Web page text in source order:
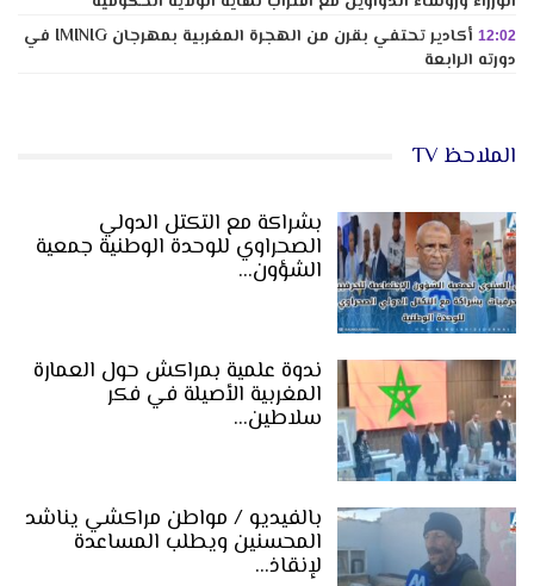
12:02
أكادير تحتفي بقرن من الهجرة المغربية بمهرجان IMINIG في
دورته الرابعة
الملاحظ TV
بشراكة مع التكتل الدولي
الصحراوي للوحدة الوطنية جمعية
الشؤون…
ندوة علمية بمراكش حول العمارة
المغربية الأصيلة في فكر
سلاطين…
بالفيديو / مواطن مراكشي يناشد
المحسنين ويطلب المساعدة
لإنقاذ…